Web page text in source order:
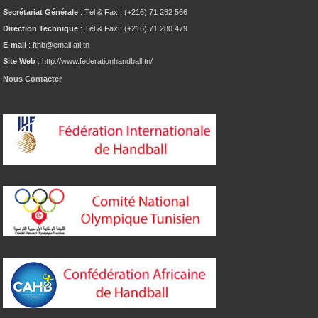
Secrétariat Générale : Tél & Fax : (+216) 71 282 566
Direction Technique : Tél & Fax : (+216) 71 280 479
E-mail : fthb@email.ati.tn
Site Web : http://www.federationhandball.tn/
Nous Contacter